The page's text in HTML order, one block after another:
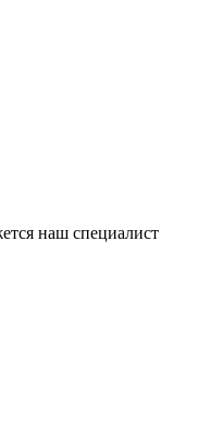
наш специалист